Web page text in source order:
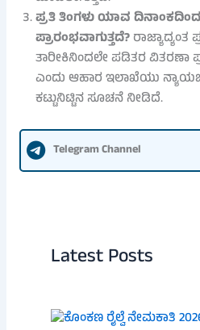
ಪ್ರತಿ ತಿಂಗಳು ಯಾವ
ಪ್ರಾರಂಭವಾಗುತ್ತದೆ?ರಾಜ್ಯಾದ್ಯಂತ
ತಾರೀಕಿನಿಂದಲೇ ಪಡಿತರ ವಿತರಣಾ
ಎಂದು ಆಹಾರ ಇಲಾಖೆಯು
ಕಟ್ಟುನಿಟ್ಟಿನ ಸೂಚನೆ ನೀಡಿದೆ.
Telegram Channel
Latest Posts